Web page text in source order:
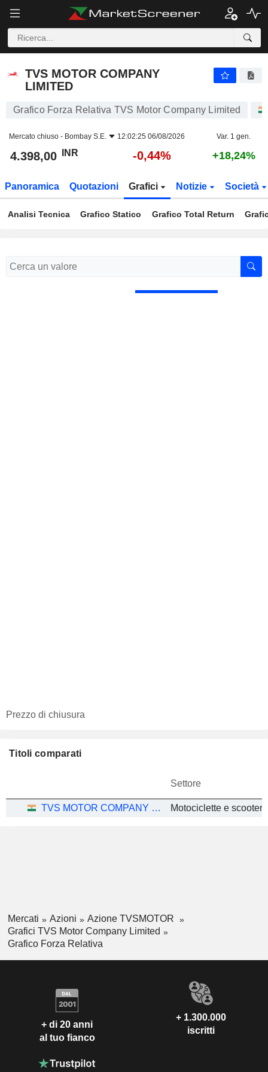
TVS MOTOR COMPANY
LIMITED
Grafico Forza Relativa TVS Motor Company Limited
Mercato chiuso - Bombay S.E. 12:02:25 06/08/2026 Var. 1 gen.
4.398,00 INR -0,44% +18,24%
Panoramica Quotazioni Grafici Notizie Società
Analisi Tecnica Grafico Statico Grafico Total Return
Prezzo di chiusura
Titoli comparati
Settore
TVS MOTOR COMPANY LIMITED Motociclette e scooter
Mercati Azioni
Azione TVSMOTOR
Grafici TVS Motor Company Limited
Grafico Forza Relativa
+ di 20 anni
al tuo fianco
+ 1.300.000
iscritti